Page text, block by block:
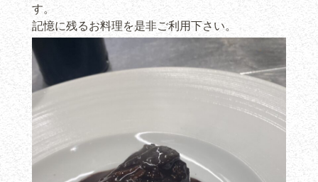
す。
記憶に残るお料理を是非ご利用下さい。